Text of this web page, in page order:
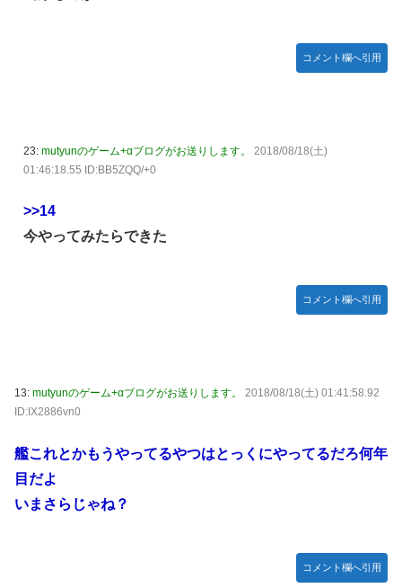
コメント欄へ引用
23: mutyunのゲーム+αブログがお送りします。
2018/08/18(土)
01:46:18.55 ID:BB5ZQQ/+0
>>14
今やってみたらできた
コメント欄へ引用
13: mutyunのゲーム+αブログがお送りします。
2018/08/18(土) 01:41:58.92
ID:IX2886vn0
艦これとかもうやってるやつはとっくにやってるだろ何年
目だよ
いまさらじゃね？
コメント欄へ引用